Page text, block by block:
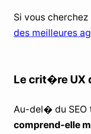
Si vous
des meilleures
Le crit�re UX
Au-del� du SEO
comprend-elle